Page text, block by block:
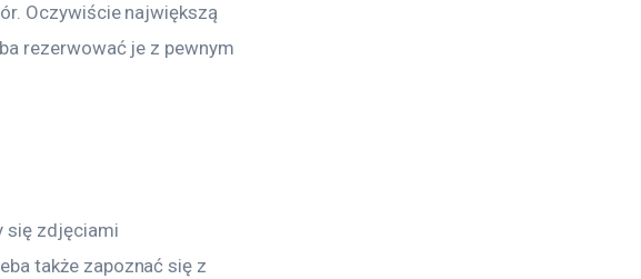
Oczywiście największą
rezerwować je z pewnym
się zdjęciami
także zapoznać się z